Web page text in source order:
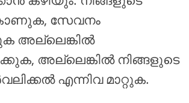
സേവനം
അല്ലെങ്കിൽ
അല്ലെങ്കിൽ നിങ്ങളുടെ
എന്നിവ മാറ്റുക.